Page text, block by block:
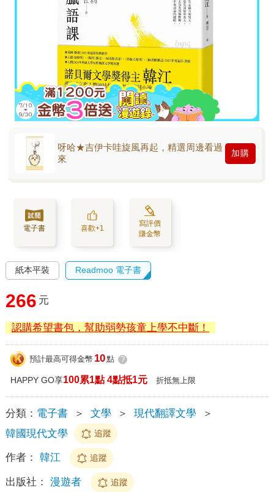
呀哈★吉伊卡哇旋風再起，精選周邊看過
來
加購
電子書 喜歡+1
寫評價
賺金幣
紙本平裝 Readmoo 電子書
266 元
認購希望書包，幫助弱勢孩童上學不中斷！
預計最高可得金幣 10點 ?
HAPPY GO享100累1點 4點抵1元 折抵無上限
分類： 電子書 ＞ 文學 ＞ 現代翻譯文學
＞
韓國現代文學
追蹤
作者： 韓江 追蹤
出版社： 漫遊者 追蹤